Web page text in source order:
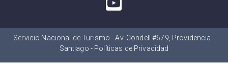
Servicio Nacional de Turismo - Av. Condell #679, Providencia -
Santiago - Políticas de Privacidad